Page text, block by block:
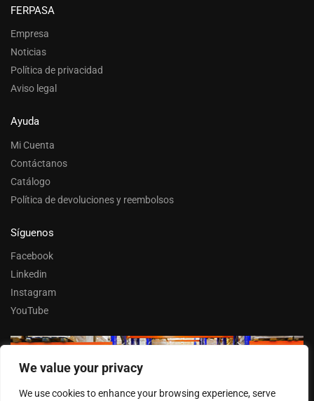
We value your privacy
We use cookies to enhance your browsing experience, serve
FERPASA
Empresa
Noticias
Política de privacidad
Aviso legal
Ayuda
Mi Cuenta
Contáctanos
Catálogo
Política de devoluciones y reembolsos
Síguenos
Facebook
Linkedin
Instagram
YouTube
Trabaja con nosotros